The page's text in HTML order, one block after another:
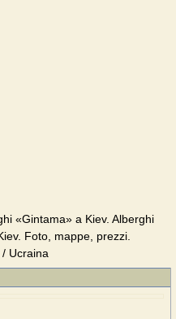
«Gintama» a Kiev. Alberghi
Foto, mappe, prezzi.
Ucraina